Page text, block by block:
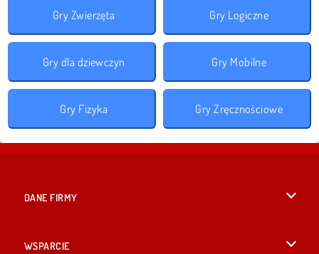
Gry Zwierzęta Gry Logiczne
Gry dla dziewczyn Gry Mobilne
Gry Fizyka Gry Zręcznościowe
DANE FIRMY
WSPARCIE